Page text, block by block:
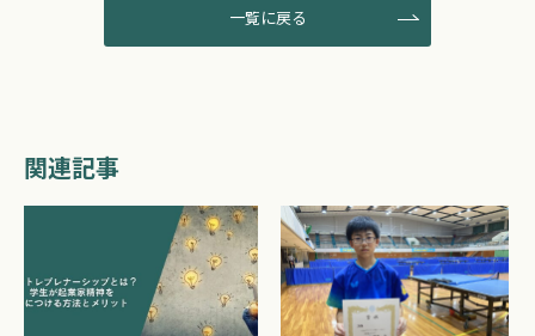
一覧に戻る
関連記事